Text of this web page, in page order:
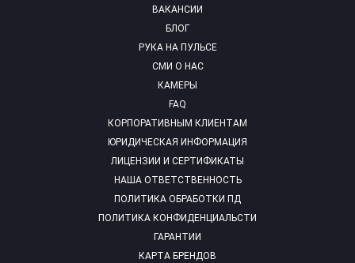
ВАКАНСИИ
БЛОГ
РУКА НА ПУЛЬСЕ
СМИ О НАС
КАМЕРЫ
FAQ
КОРПОРАТИВНЫМ КЛИЕНТАМ
ЮРИДИЧЕСКАЯ ИНФОРМАЦИЯ
ЛИЦЕНЗИИ И СЕРТИФИКАТЫ
НАША ОТВЕТСТВЕННОСТЬ
ПОЛИТИКА ОБРАБОТКИ ПД
ПОЛИТИКА КОНФИДЕНЦИАЛЬСТИ
ГАРАНТИИ
КАРТА БРЕНДОВ